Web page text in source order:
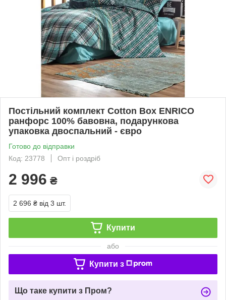
Постільний комплект Cotton Box ENRICO
ранфорс 100% бавовна, подарункова
упаковка двоспальний - євро
Готово до відправки
Код: 23778
Опт і роздріб
2 996 ₴
2 696 ₴ від 3 шт.
Купити
або
Купити з
Що таке купити з Пром?